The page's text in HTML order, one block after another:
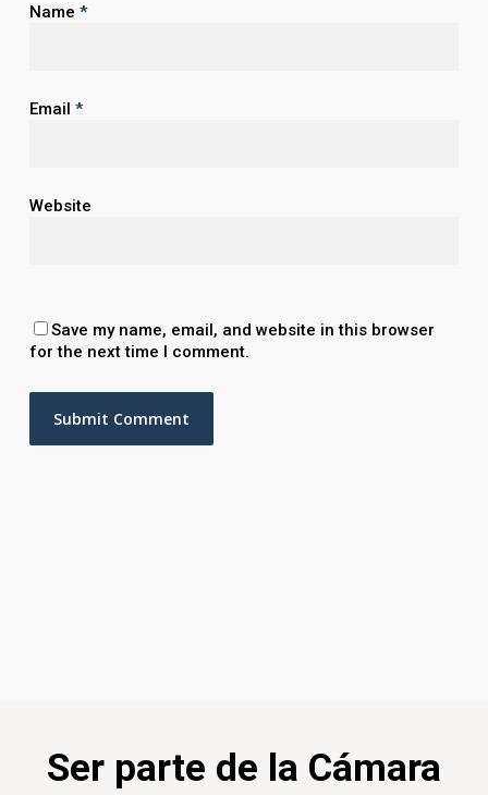
Name *
Email *
Website
Save my name, email, and website in this browser
for the next time I comment.
Ser parte de la Cámara